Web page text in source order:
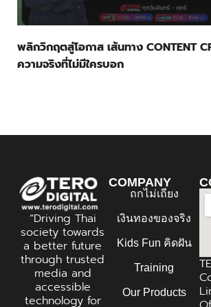
พลิกวิกฤตสู่โอกาส เส้นทาง CONTENT
ความจริงที่ไม่มีใครบอก
“Driving Thai
society towards
a better future
through trusted
media and
accessible
technology for
COMPANY
ถกไม่เถียง
เงินทองของจริง
Kids Fun คิดฝัน
Training
Our Products